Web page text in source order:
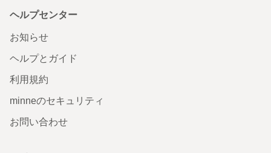
ヘルプセンター
お知らせ
ヘルプとガイド
利用規約
minneのセキュリティ
お問い合わせ